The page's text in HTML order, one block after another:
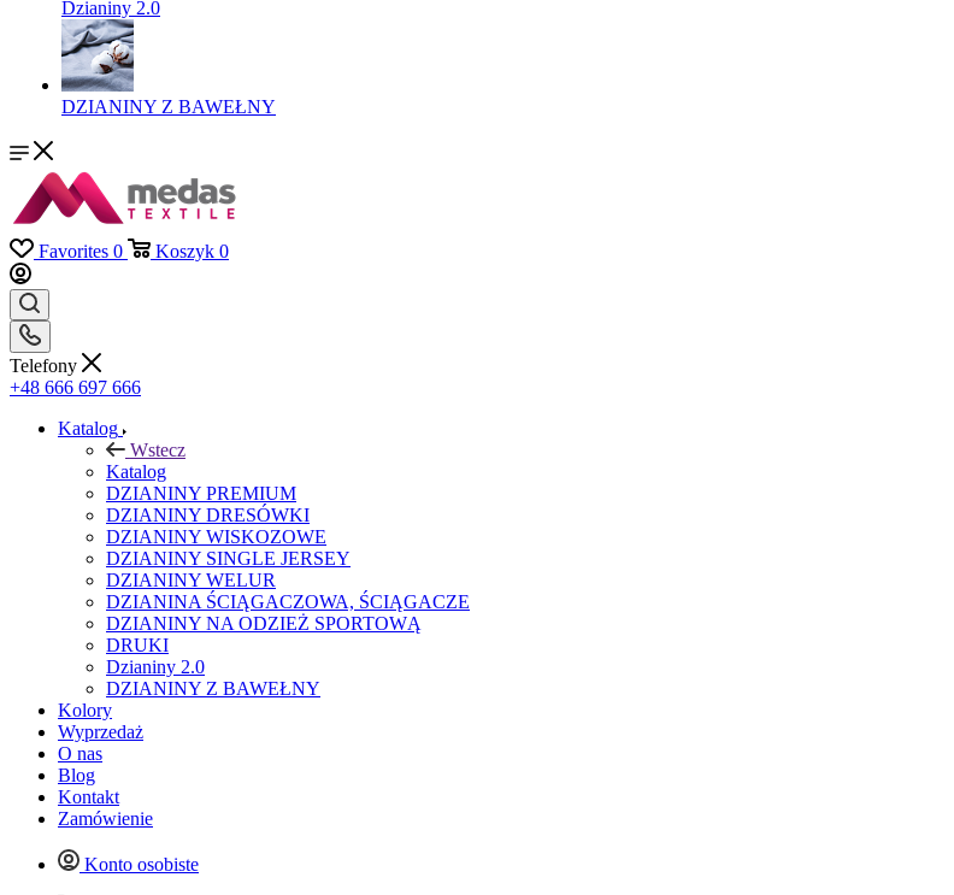
Dzianiny 2.0
DZIANINY Z BAWEŁNY
Favorites 0 Koszyk 0
Telefony
+48 666 697 666
Katalog
Wstecz
Katalog
DZIANINY PREMIUM
DZIANINY DRESÓWKI
DZIANINY WISKOZOWE
DZIANINY SINGLE JERSEY
DZIANINY WELUR
DZIANINA ŚCIĄGACZOWA, ŚCIĄGACZE
DZIANINY NA ODZIEŻ SPORTOWĄ
DRUKI
Dzianiny 2.0
DZIANINY Z BAWEŁNY
Kolory
Wyprzedaż
O nas
Blog
Kontakt
Zamówienie
Konto osobiste